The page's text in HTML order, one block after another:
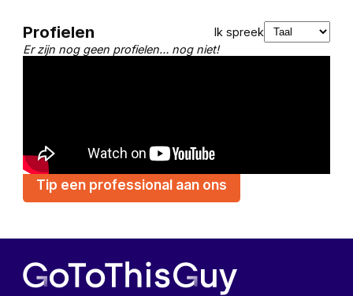
Profielen
Ik spreek
Er zijn nog geen profielen… nog niet!
Tip een professional aan ons